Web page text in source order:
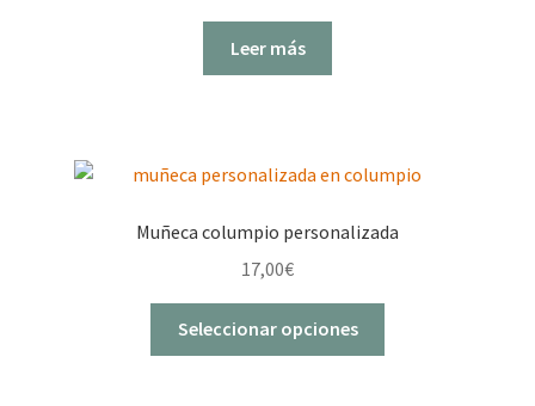
Leer más
Muñeca columpio personalizada
17,00€
Seleccionar opciones